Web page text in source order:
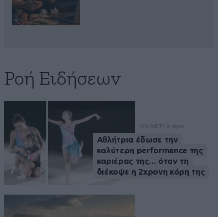
Ροή Ειδήσεων
ON NET 1 λ. πριν
Αθλήτρια έδωσε την
καλύτερη performance της
καριέρας της… όταν τη
διέκοψε η 2χρονη κόρη της